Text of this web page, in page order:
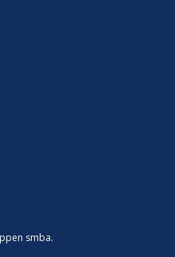
smba.